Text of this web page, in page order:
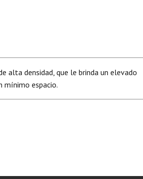
alta densidad, que le brinda un elevado
mínimo espacio.